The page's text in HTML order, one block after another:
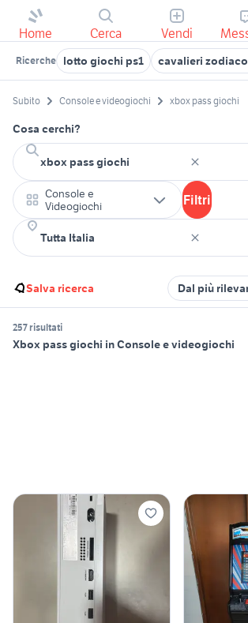
Home Cerca Vendi
Ricerche lotto giochi ps1 cavalieri
Subito Console e videogiochi xbox pass giochi
Cosa cerchi?
Console e
Videogiochi
Filtri
Salva ricerca Dal più
257 risultati
Xbox pass giochi in Console e videogiochi